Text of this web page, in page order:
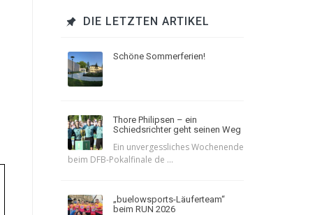
DIE LETZTEN ARTIKEL
Schöne Sommerferien!
Thore Philipsen – ein
Schiedsrichter geht seinen Weg
Ein unvergessliches Wochenende
beim DFB-Pokalfinale de ...
„buelowsports-Läuferteam“
beim RUN 2026